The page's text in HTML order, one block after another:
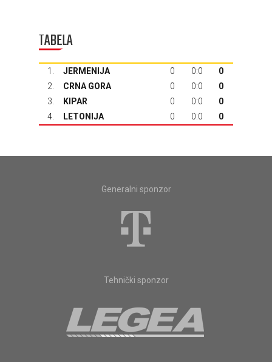
TABELA
1. JERMENIJA 0 0:0
0
2.
CRNA GORA 0 0:0
0
3.
KIPAR 0 0:0
0
4.
LETONIJA 0 0:0 0
Generalni sponzor
Tehnički sponzor